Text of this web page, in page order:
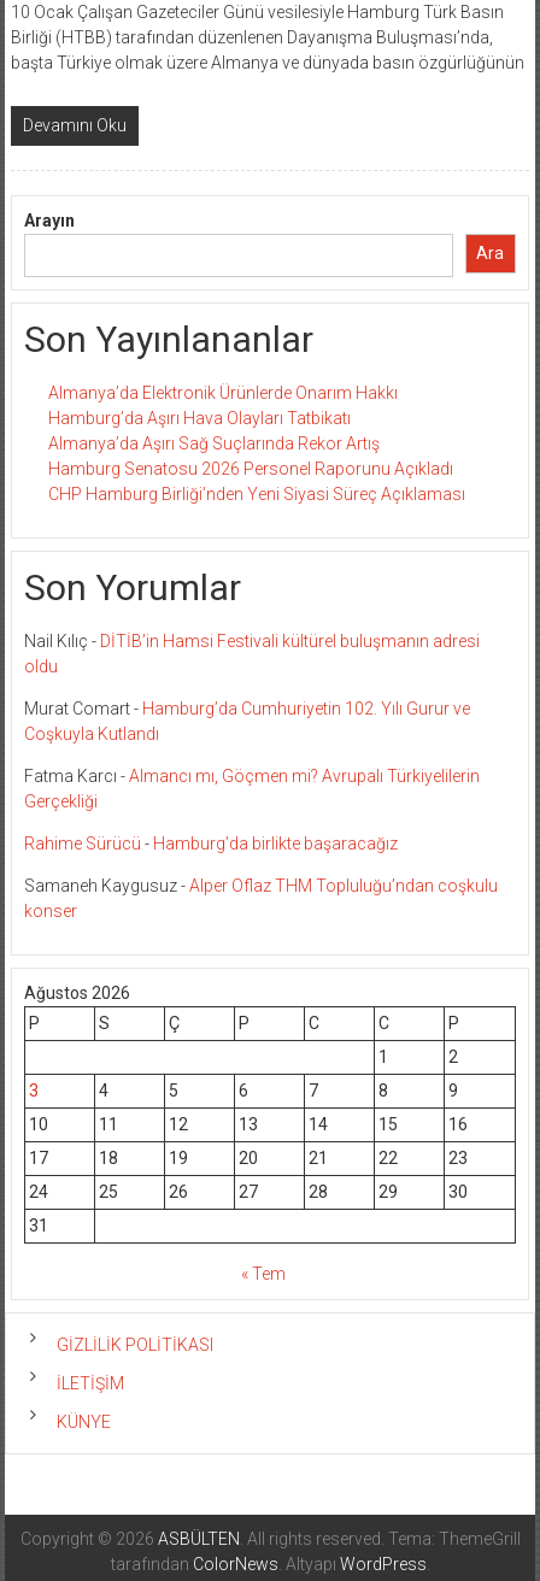
10 Ocak Çalışan Gazeteciler Günü vesilesiyle Hamburg Türk Basın
Birliği (HTBB) tarafından düzenlenen Dayanışma Buluşması’nda,
başta Türkiye olmak üzere Almanya ve dünyada basın özgürlüğünün
Devamını Oku
Arayın
Ara
Son Yayınlananlar
Almanya’da Elektronik Ürünlerde Onarım Hakkı
Hamburg’da Aşırı Hava Olayları Tatbikatı
Almanya’da Aşırı Sağ Suçlarında Rekor Artış
Hamburg Senatosu 2026 Personel Raporunu Açıkladı
CHP Hamburg Birliği’nden Yeni Siyasi Süreç Açıklaması
Son Yorumlar
Nail Kılıç - DİTİB’in Hamsi Festivali kültürel buluşmanın adresi
oldu
Murat Comart- Hamburg’da Cumhuriyetin 102. Yılı Gurur ve
Coşkuyla Kutlandı
Fatma Karcı -Almancı mı, Göçmen mi? Avrupalı Türkiyelilerin
Gerçekliği
Rahime Sürücü - Hamburg’da birlikte başaracağız
Samaneh Kaygusuz-Alper Oflaz THM Topluluğu’ndan coşkulu
konser
Ağustos 2026
P
S Ç P C C
P
1
2
3
4 5 6 7 8
9
10
11 12 13 14 15
16
17
18 19 20 21 22
23
24
25 26 27 28 29
30
31
« Tem
GİZLİLİK POLİTİKASI
İLETİŞİM
KÜNYE
Copyright © 2026 ASBÜLTEN . All rights reserved. Tema: ThemeGrill
tarafından ColorNews . Altyapı WordPress